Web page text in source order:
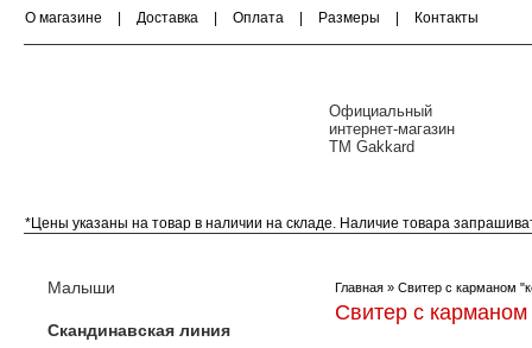
О магазине Доставка Оплата Размеры Контакты
Официальный
интернет-магазин
ТМ Gakkard
*Цены указаны на товар в наличии на складе. Наличие товара
Малыши
Скандинавская линия
Главная » Свитер с карманом
Свитер с карманом